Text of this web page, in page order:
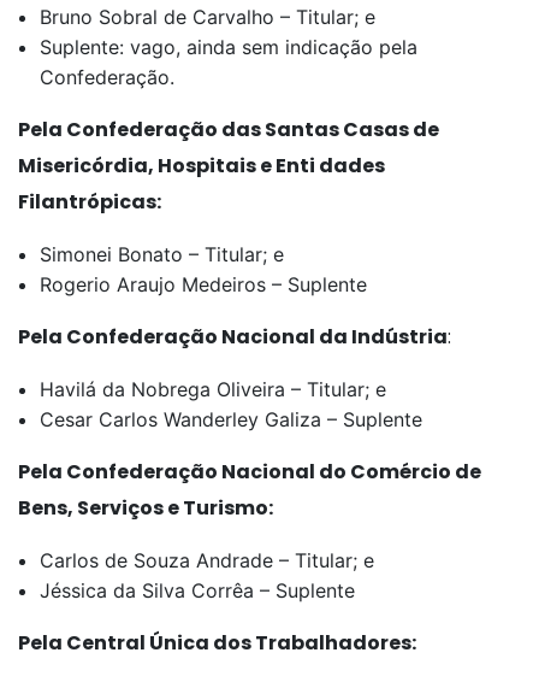
Bruno Sobral de Carvalho – Titular; e
Suplente: vago, ainda sem indicação pela
Confederação.
Pela Confederação das Santas Casas de
Misericórdia, Hospitais e Enti dades
Filantrópicas:
Simonei Bonato – Titular; e
Rogerio Araujo Medeiros – Suplente
Pela Confederação Nacional da Indústria:
Havilá da Nobrega Oliveira – Titular; e
Cesar Carlos Wanderley Galiza – Suplente
Pela Confederação Nacional do Comércio de
Bens, Serviços e Turismo:
Carlos de Souza Andrade – Titular; e
Jéssica da Silva Corrêa – Suplente
Pela Central Única dos Trabalhadores: